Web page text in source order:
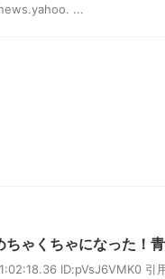
...
ゃくちゃになった！
ID:pVsJ6VMK0 引